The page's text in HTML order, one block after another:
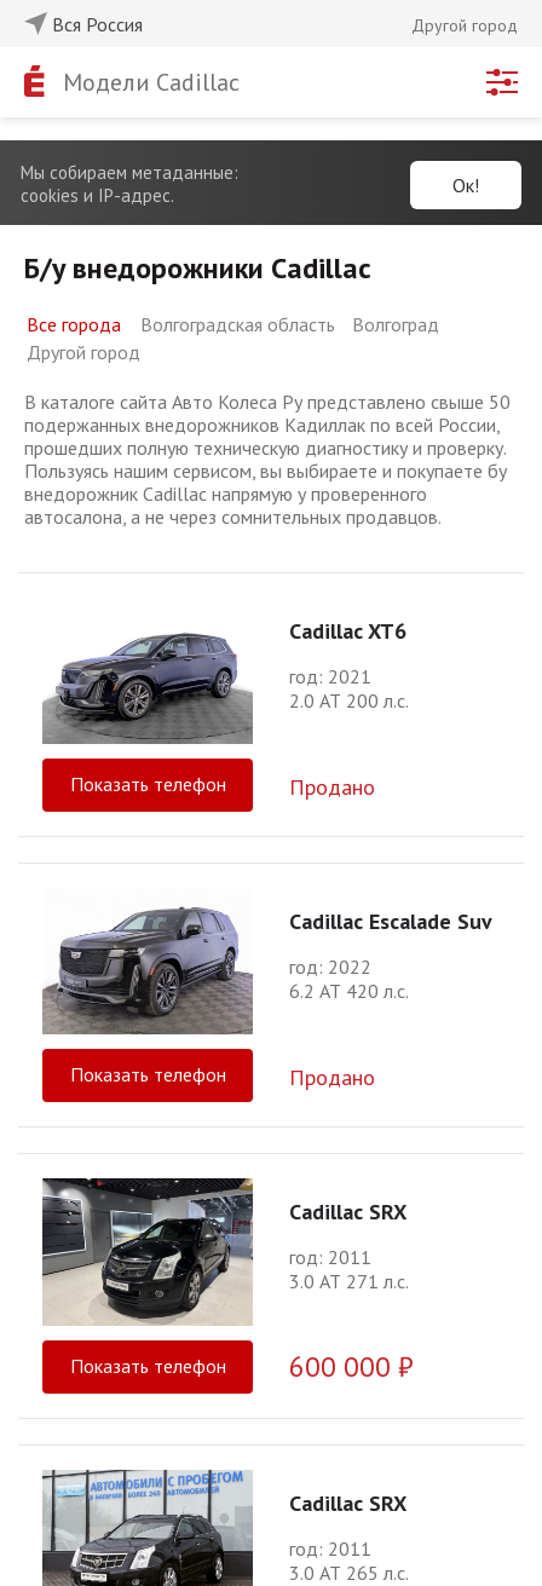
Вся Россия Другой город
Модели Cadillac
Мы собираем метаданные:
cookies и IP-адрес.
Ок!
Б/у внедорожники Cadillac
Все города Волгоградская область
Волгоград
Другой город
В каталоге сайта Авто Колеса Ру представлено свыше 50
подержанных внедорожников Кадиллак по всей России,
прошедших полную техническую диагностику и проверку.
Пользуясь нашим сервисом, вы выбираете и покупаете бу
внедорожник Cadillac напрямую у проверенного
автосалона, а не через сомнительных продавцов.
Cadillac XT6
год: 2021
2.0 АТ 200 л.с.
Показать телефон Продано
Cadillac Escalade Suv
год: 2022
6.2 АТ 420 л.с.
Показать телефон Продано
Cadillac SRX
год: 2011
3.0 АТ 271 л.с.
Показать телефон 600 000 ₽
Cadillac SRX
год: 2011
3.0 АТ 265 л.с.